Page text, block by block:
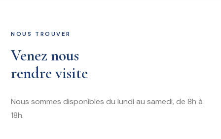
NOUS TROUVER
Venez nous
rendre visite
Nous sommes disponibles du lundi au samedi, de 8h à
18h.